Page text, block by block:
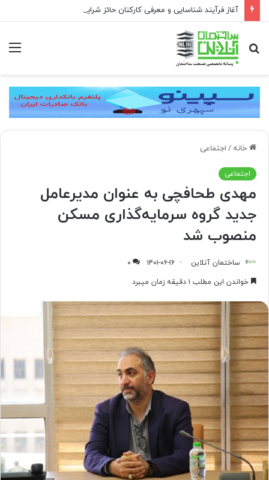
جستجو
برای
خانه / اجتماعی
اجتماعی
مهدی طحافچی به عنوان مدیرعامل
جدید گروه سرمایه‌گذاری مسکن
منصوب شد
ساختمان آنلاین ۱۴۰۱-۰۶-۱۶
۰
خواندن این مطلب ۱ دقیقه زمان میبرد